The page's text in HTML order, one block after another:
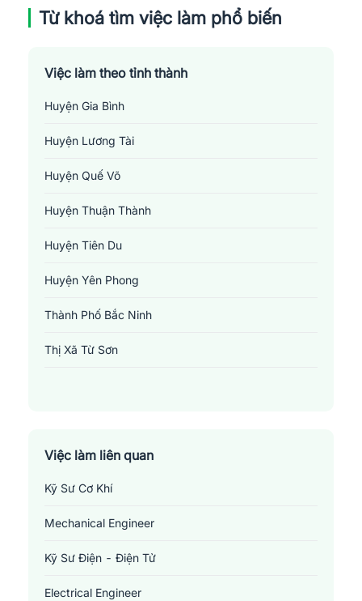
đại học, cao đẳng trong khu vực cũng đang tăng cường mở các
chương trình đào tạo, bồi dưỡng nhằm đáp ứng nhu cầu ngày
nghệ ô tô tại Bắc Ninh
Kỹ thuật viên bảo trì
bảo dưỡng và sửa chữa các loại máy móc và thiết bị kỹ thuật. Họ
một cách hiệu quả và an toàn. Tiềm năng để giải quyết vấn đề và
khả năng thận trọng trong việc làm việc là một yếu tố quan trọng
Từ khoá tìm việc làm phổ biến
Việc làm theo tỉnh thành
Huyện Gia Bình
Huyện Lương Tài
Huyện Quế Võ
Huyện Thuận Thành
Huyện Tiên Du
Huyện Yên Phong
Thành Phố Bắc Ninh
Thị Xã Từ Sơn
Việc làm liên quan
Kỹ Sư Cơ Khí
Mechanical Engineer
Kỹ Sư Điện - Điện Tử
Electrical Engineer